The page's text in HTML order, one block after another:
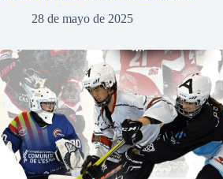
28 de mayo de 2025